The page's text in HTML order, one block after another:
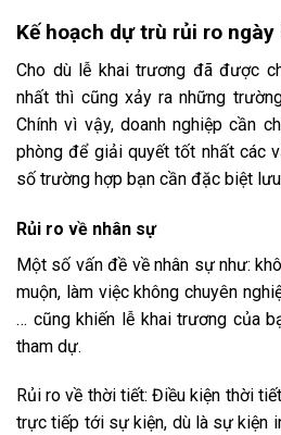
Kế hoạch dự trù rủi ro
Cho dù lễ khai trương đã được
nhất thì cũng xảy ra những
Chính vì vậy, doanh nghiệp cần
phòng để giải quyết tốt nhất các
số trường hợp bạn cần đặc biệt
Rủi ro về nhân sự
Một số vấn đề về nhân sự như:
muộn, làm việc không chuyên
… cũng khiến lễ khai trương của
tham dự.
Rủi ro về thời tiết: Điều kiện thời
trực tiếp tới sự kiện, dù là sự kiện